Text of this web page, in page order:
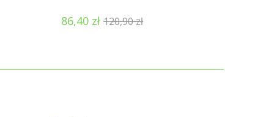
86,40 zł 120,90zł